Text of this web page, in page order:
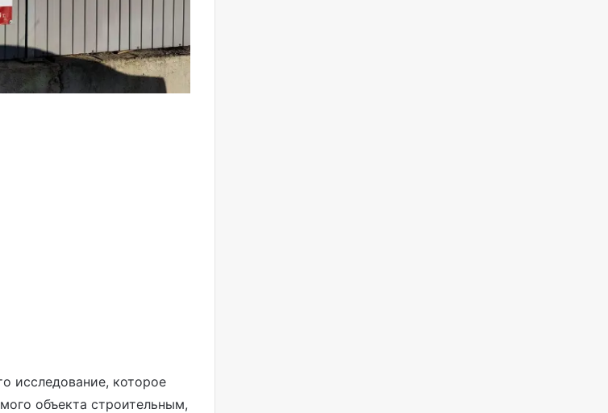
исследование, которое
объекта строительным,